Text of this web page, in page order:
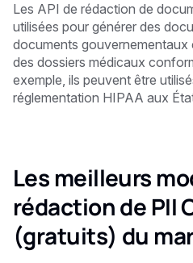
Les API de rédaction de
utilisées pour générer des
documents
des dossiers médicaux
exemple, ils peuvent être
réglementation HIPAA aux
Les meilleurs
rédaction de PII
(gratuits) du